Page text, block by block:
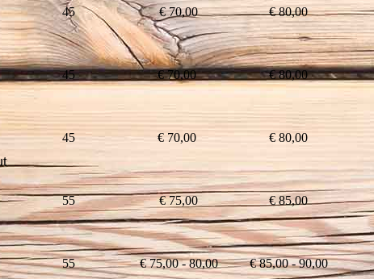
45 € 70,00 € 80,00
45 € 70,00 € 80,00
45 € 70,00 € 80,00
55 € 75,00 € 85,00
55 € 75,00 - 80,00 € 85,00 - 90,00